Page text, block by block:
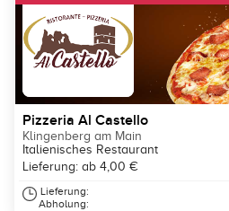
Pizzeria Al Castello
Klingenberg am Main
Italienisches Restaurant
Lieferung: ab 4,00 €
Lieferung:
Abholung: